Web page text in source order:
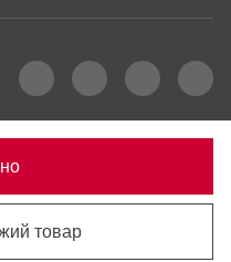
товар